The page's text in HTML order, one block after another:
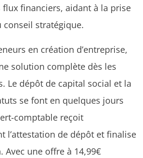
financiers, aidant à la prise
conseil stratégique.
en création d’entreprise,
solution complète dès les
Le dépôt de capital social et la
se font en quelques jours
comptable reçoit
l’attestation de dépôt et finalise
Avec une offre à 14,99€